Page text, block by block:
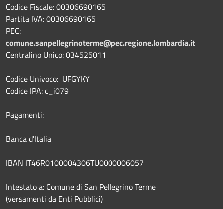
Codice Fiscale: 00306690165
Partita IVA: 00306690165
PEC:
comune.sanpellegrinoterme@pec.regione.lombardia.it
Centralino Unico: 034525011
Codice Univoco: UFGYKY
Codice IPA: c_i079
Pagamenti:
Banca d'Italia
IBAN IT46R0100004306TU0000006057
Intestato a: Comune di San Pellegrino Terme
(versamenti da Enti Pubblici)